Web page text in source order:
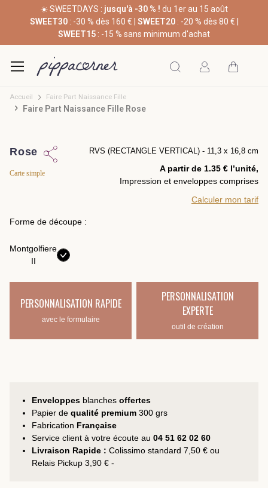
☀️ SWEETDAYS : jusqu'à -30 % ! du 1er au 15 août
SWEET30: -30 % dès 160 € | SWEET20: -20 % dès 80 € |
SWEET15 : -15 % sans minimum d'achat
Accueil Faire Part Naissance Fille
Faire Part Naissance Fille Rose
Rose
Carte simple
RVS (RECTANGLE VERTICAL) - 11,3 x 16,8 cm
A partir de 1.35 € l’unité,
Impression et enveloppes comprises
Calculer mon tarif
Forme de découpe :
Montgolfiere
II
PERSONNALISATION RAPIDE
avec le formulaire
PERSONNALISATION
EXPERTE
outil de création
Enveloppes blanches offertes
Papier de qualité premium 300 grs
Fabrication Française
Service client à votre écoute au 04 51 62 02 60
Livraison Rapide : Colissimo standard 7,50 € ou
Relais Pickup 3,90 € -